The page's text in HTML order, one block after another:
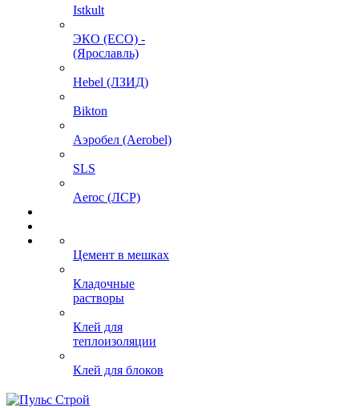
Istkult
ЭКО (ECO) -
(Ярославль)
Hebel (ЛЗИД)
Bikton
Аэробел (Aerobel)
SLS
Aeroc (ЛСР)
Цемент в мешках
Кладочные
растворы
Клей для
теплоизоляции
Клей для блоков